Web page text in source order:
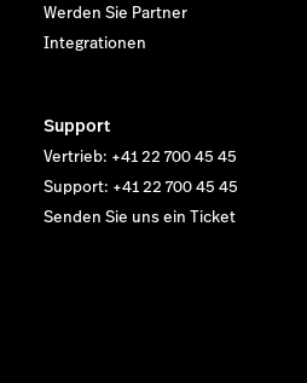
Werden Sie Partner
Integrationen
Support
Vertrieb: +41 22 700 45 45
Support: +41 22 700 45 45
Senden Sie uns ein Ticket